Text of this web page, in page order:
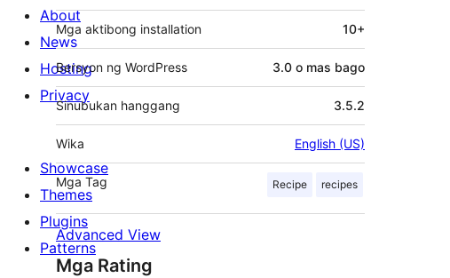
Mga aktibong installation 10+
Bersyon ng WordPress 3.0 o mas bago
Sinubukan hanggang 3.5.2
Wika English (US)
Mga Tag Recipe recipes
Advanced View
Mga Rating
About
News
Hosting
Privacy
Showcase
Themes
Plugins
Patterns